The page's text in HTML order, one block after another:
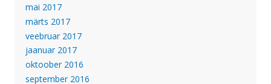
mai 2017
märts 2017
veebruar 2017
jaanuar 2017
oktoober 2016
september 2016